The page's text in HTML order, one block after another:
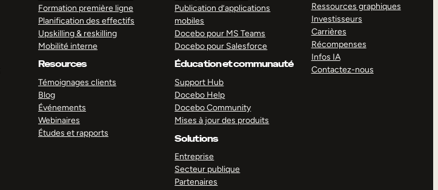
Formation première ligne
Planification des effectifs
Upskilling & reskilling
Mobilité interne
Resources
Témoignages clients
Blog
Événements
Webinaires
Études et rapports
Publication d’applications
mobiles
Docebo pour MS Teams
Docebo pour Salesforce
Éducation et communauté
Support Hub
Docebo Help
Docebo Community
Mises à jour des produits
Solutions
Entreprise
Secteur publique
Partenaires
Ressources graphiques
Investisseurs
Carrières
Récompenses
Infos IA
Contactez-nous